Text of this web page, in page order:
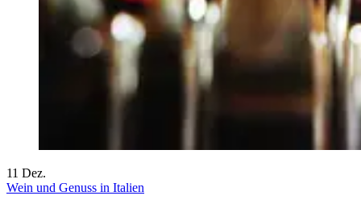
11 Dez.
Wein und Genuss in Italien